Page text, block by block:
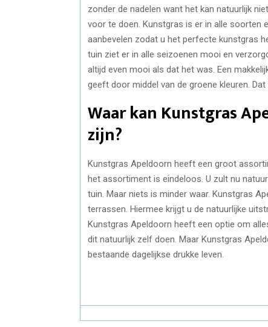
zonder de nadelen want het kan natuurlijk
voor te doen. Kunstgras is er in alle soorten
aanbevelen zodat u het perfecte kunstgras
tuin ziet er in alle seizoenen mooi en
altijd even mooi als dat het was. Een
geeft door middel van de groene kleuren.
Waar kan Kunstgras
zijn?
Kunstgras Apeldoorn heeft een groot
het assortiment is eindeloos. U zult nu
tuin. Maar niets is minder waar. Kunstgras
terrassen. Hiermee krijgt u de natuurlijke
Kunstgras Apeldoorn heeft een optie om
dit natuurlijk zelf doen. Maar Kunstgras
bestaande dagelijkse drukke leven.